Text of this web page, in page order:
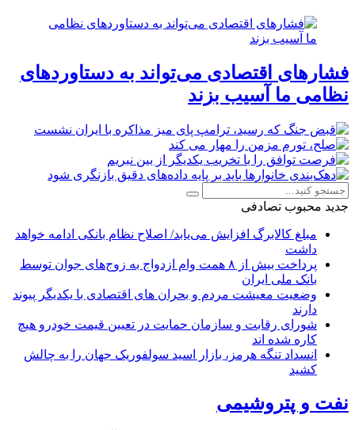
فشارهای اقتصادی می‌تواند به دستاوردهای
نظامی ما آسیب بزند
جدید محبوب تصادفی
مبلغ کالابرگ افزایش می‌یابد/ اصلاح نظام بانکی ادامه خواهد
داشت
پرداخت بیش از ۸ همت وام ازدواج به زوج‌های جوان توسط
بانک ملی ایران
وضعیت معیشت مردم و بحران های اقتصادی با یکدیگر پیوند
دارند
شورای رقابت و سازمان حمایت در تعیین قیمت خودرو هیچ
کاره شده اند
انسداد تنگه هرمز، بازار اسید سولفوریک جهان را به چالش
کشید
نفت و پتروشیمی